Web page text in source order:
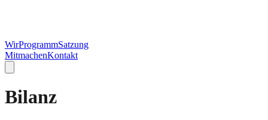
WirProgrammSatzung
MitmachenKontakt
Bilanz